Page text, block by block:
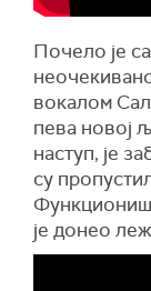
Почело је
вокалом
пева новој
наступ, је
су
је донео